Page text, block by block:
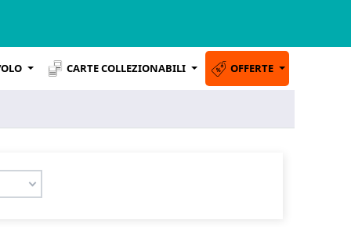
CARTE COLLEZIONABILI OFFERTE